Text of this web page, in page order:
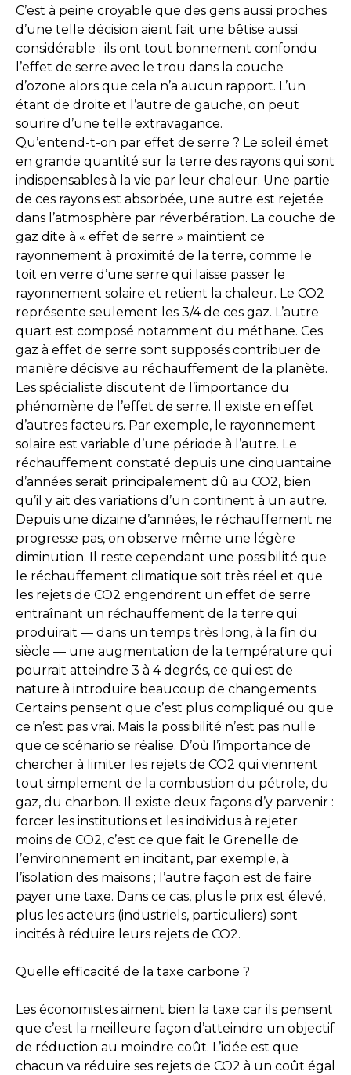
C’est à peine croyable que des gens aussi proches
d’une telle décision aient fait une bêtise aussi
considérable : ils ont tout bonnement confondu
l’effet de serre avec le trou dans la couche
d’ozone alors que cela n’a aucun rapport. L’un
étant de droite et l’autre de gauche, on peut
sourire d’une telle extravagance.
Qu’entend-t-on par effet de serre ? Le soleil émet
en grande quantité sur la terre des rayons qui sont
indispensables à la vie par leur chaleur. Une partie
de ces rayons est absorbée, une autre est rejetée
dans l’atmosphère par réverbération. La couche de
gaz dite à « effet de serre » maintient ce
rayonnement à proximité de la terre, comme le
toit en verre d’une serre qui laisse passer le
rayonnement solaire et retient la chaleur. Le CO2
représente seulement les 3/4 de ces gaz. L’autre
quart est composé notamment du méthane. Ces
gaz à effet de serre sont supposés contribuer de
manière décisive au réchauffement de la planète.
Les spécialiste discutent de l’importance du
phénomène de l’effet de serre. Il existe en effet
d’autres facteurs. Par exemple, le rayonnement
solaire est variable d’une période à l’autre. Le
réchauffement constaté depuis une cinquantaine
d’années serait principalement dû au CO2, bien
qu’il y ait des variations d’un continent à un autre.
Depuis une dizaine d’années, le réchauffement ne
progresse pas, on observe même une légère
diminution. Il reste cependant une possibilité que
le réchauffement climatique soit très réel et que
les rejets de CO2 engendrent un effet de serre
entraînant un réchauffement de la terre qui
produirait — dans un temps très long, à la fin du
siècle — une augmentation de la température qui
pourrait atteindre 3 à 4 degrés, ce qui est de
nature à introduire beaucoup de changements.
Certains pensent que c’est plus compliqué ou que
ce n’est pas vrai. Mais la possibilité n’est pas nulle
que ce scénario se réalise. D’où l’importance de
chercher à limiter les rejets de CO2 qui viennent
tout simplement de la combustion du pétrole, du
gaz, du charbon. Il existe deux façons d’y parvenir :
forcer les institutions et les individus à rejeter
moins de CO2, c’est ce que fait le Grenelle de
l’environnement en incitant, par exemple, à
l’isolation des maisons ; l’autre façon est de faire
payer une taxe. Dans ce cas, plus le prix est élevé,
plus les acteurs (industriels, particuliers) sont
incités à réduire leurs rejets de CO2.
Quelle efficacité de la taxe carbone ?
Les économistes aiment bien la taxe car ils pensent
que c’est la meilleure façon d’atteindre un objectif
de réduction au moindre coût. L’idée est que
chacun va réduire ses rejets de CO2 à un coût égal